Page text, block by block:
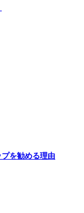
を勧める理由